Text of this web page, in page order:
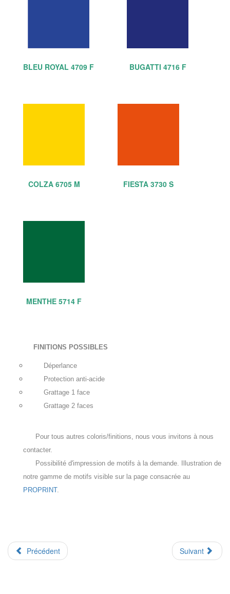
BLEU ROYAL 4709 F BUGATTI 4716 F
COLZA 6705 M FIESTA 3730 S
MENTHE 5714 F
FINITIONS POSSIBLES
Déperlance
Protection anti-acide
Grattage 1 face
Grattage 2 faces
Pour tous autres coloris/finitions, nous vous invitons à nous
contacter.
Possibilité d'impression de motifs à la demande. Illustration de
notre gamme de motifs visible sur la page consacrée au
PROPRINT.
Précédent Suivant